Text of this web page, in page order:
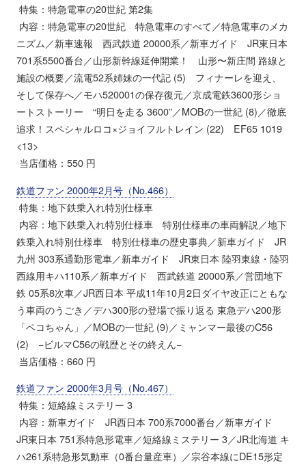
特集：特急電車の20世紀 第2集
内容：特急電車の20世紀 特急電車のすべて／特急電車のメカ
ニズム／新車速報 西武鉄道 20000系／新車ガイド JR東日本
701系5500番台／山形新幹線延伸開業！ 山形〜新庄間 路線と
施設の概要／流電52系姉妹の一代記 (5) フィナーレを迎え、
そして保存へ／モハ520001の保存復元／京成電鉄3600形ショ
ートストーリー “明日を走る 3600”／MOBの一世紀 (8)／徹底
追求！スペシャルロコ×ジョイフルトレイン (22) EF65 1019
<13>
当店価格：550 円
鉄道ファン 2000年2月号（No.466）
特集：地下鉄乗入れ特別仕様車
内容：地下鉄乗入れ特別仕様車 特別仕様車の車両解説／地下
鉄乗入れ特別仕様車 特別仕様車の歴史事典／新車ガイド JR
九州 303系通勤形電車／新車ガイド JR東日本 陸羽東線・陸羽
西線用キハ110系／新車ガイド 西武鉄道 20000系／営団地下
鉄 05系8次車／JR西日本 平成11年10月2日ダイヤ改正にともな
う車両のうごき／デハ300形の登場で振り返る 東急デハ200形
「ペコちゃん」／MOBの一世紀 (9)／ミャンマー最後のC56
(2) −ビルマC56の戦歴とその終えん−
当店価格：660 円
鉄道ファン 2000年3月号（No.467）
特集：短絡線ミステリー 3
内容：新車ガイド JR西日本 700系7000番台／新車ガイド
JR東日本 751系特急形電車／短絡線ミステリー 3／JR北海道 キ
ハ261系特急形気動車（0番台量産車）／宗谷本線にDE15形定